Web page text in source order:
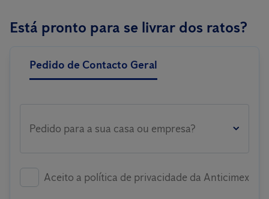
Está pronto para se livrar dos ratos?
Pedido de Contacto Geral
Pedido para a sua casa ou empresa?
Aceito a política de privacidade da Anticimex